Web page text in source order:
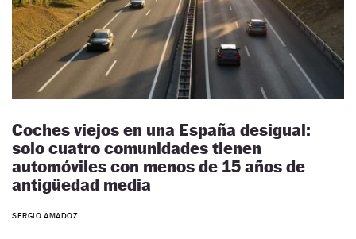
Coches viejos en una España desigual:
solo cuatro comunidades tienen
automóviles con menos de 15 años de
antigüedad media
SERGIO AMADOZ